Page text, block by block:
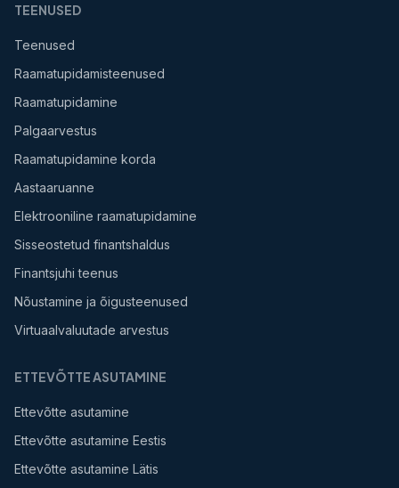
TEENUSED
Teenused
Raamatupidamisteenused
Raamatupidamine
Palgaarvestus
Raamatupidamine korda
Aastaaruanne
Elektrooniline raamatupidamine
Sisseostetud finantshaldus
Finantsjuhi teenus
Nõustamine ja õigusteenused
Virtuaalvaluutade arvestus
ETTEVÕTTE ASUTAMINE
Ettevõtte asutamine
Ettevõtte asutamine Eestis
Ettevõtte asutamine Lätis